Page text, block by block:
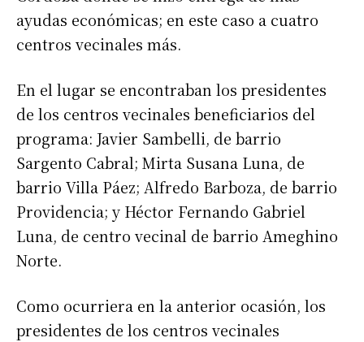
ayudas económicas; en este caso a cuatro
centros vecinales más.
En el lugar se encontraban los presidentes
de los centros vecinales beneficiarios del
programa: Javier Sambelli, de barrio
Sargento Cabral; Mirta Susana Luna, de
barrio Villa Páez; Alfredo Barboza, de barrio
Providencia; y Héctor Fernando Gabriel
Luna, de centro vecinal de barrio Ameghino
Norte.
Como ocurriera en la anterior ocasión, los
presidentes de los centros vecinales